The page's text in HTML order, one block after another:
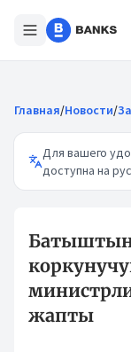
Главная/Новости/
Для вашего
доступна на
жапты